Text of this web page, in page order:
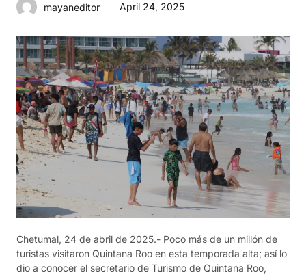
mayaneditor April 24, 2025
Chetumal, 24 de abril de 2025.- Poco más de un millón de
turistas visitaron Quintana Roo en esta temporada alta; así lo
dio a conocer el secretario de Turismo de Quintana Roo,